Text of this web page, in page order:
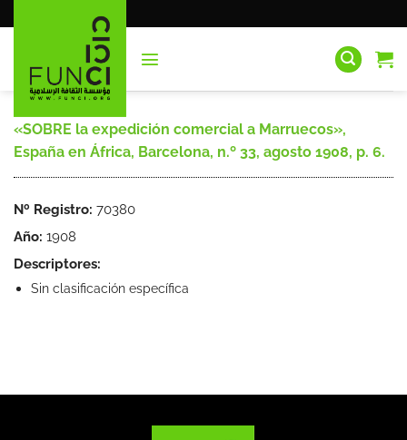
al
«SOBRE la expedición comercial a Marruecos»,
España en África, Barcelona, n.º 33, agosto 1908, p. 6.
Nº Registro: 70380
Año: 1908
Descriptores:
Sin clasificación específica